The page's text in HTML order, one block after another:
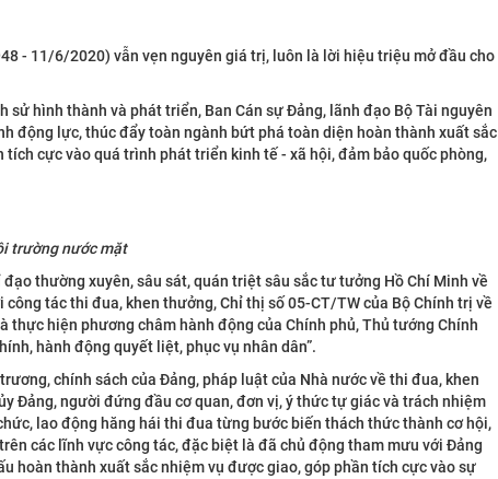
- 11/6/2020) vẫn vẹn nguyên giá trị, luôn là lời hiệu triệu mở đầu cho
hình thành và phát triển, Ban Cán sự Đảng, lãnh đạo Bộ Tài nguyên
động lực, thúc đẩy toàn ngành bứt phá toàn diện hoàn thành xuất sắc
cực vào quá trình phát triển kinh tế - xã hội, đảm bảo quốc phòng,
trường nước mặt
thường xuyên, sâu sát, quán triệt sâu sắc tư tưởng Hồ Chí Minh về
tác thi đua, khen thưởng, Chỉ thị số 05-CT/TW của Bộ Chính trị về
hiện phương châm hành động của Chính phủ, Thủ tướng Chính
hành động quyết liệt, phục vụ nhân dân”.
chính sách của Đảng, pháp luật của Nhà nước về thi đua, khen
Đảng, người đứng đầu cơ quan, đơn vị, ý thức tự giác và trách nhiệm
lao động hăng hái thi đua từng bước biến thách thức thành cơ hội,
các lĩnh vực công tác, đặc biệt là đã chủ động tham mưu với Đảng
hoàn thành xuất sắc nhiệm vụ được giao, góp phần tích cực vào sự